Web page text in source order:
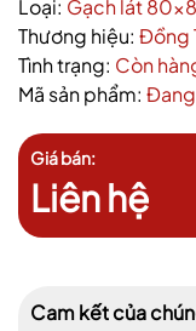
Loại: Gạch lát
Thương hiệu: Đồng
Tình trạng: Còn
Mã sản phẩm:
Giá bán:
Liên hệ
Cam kết của